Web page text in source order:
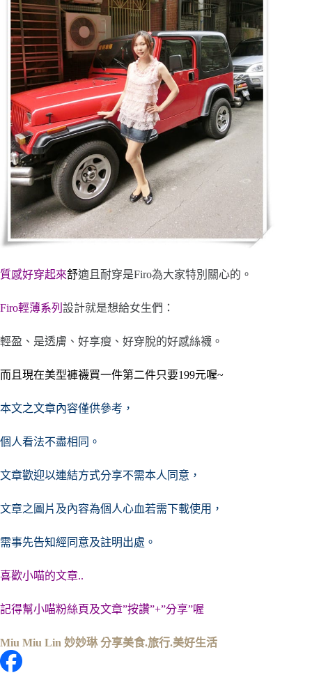
質感好穿起來舒適且耐穿是Firo為大家特別關心的。
Firo輕薄系列 設計就是想給女生們：
輕盈、是透膚、好享瘦、好穿脫的好感絲襪。
而且現在美型褲襪買一件第二件只要199元喔~
本文之文章內容僅供參考，
個人看法不盡相同。
文章歡迎以連結方式分享不需本人同意，
文章之圖片及內容為個人心血若需下載使用，
需事先告知經同意及註明出處。
喜歡小喵的文章..
記得幫小喵粉絲頁及文章”按讚”+”分享”喔
Miu Miu Lin 妙妙琳 分享美食.旅行.美好生活